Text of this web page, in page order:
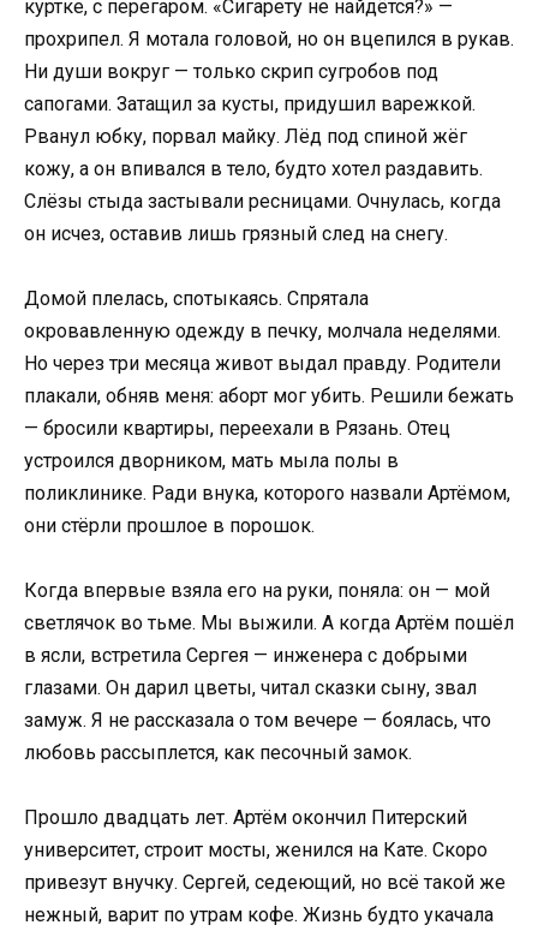
куртке, с перегаром. «Сигарету не найдётся?» —
прохрипел. Я мотала головой, но он вцепился в рукав.
Ни души вокруг — только скрип сугробов под
сапогами. Затащил за кусты, придушил варежкой.
Рванул юбку, порвал майку. Лёд под спиной жёг
кожу, а он впивался в тело, будто хотел раздавить.
Слёзы стыда застывали ресницами. Очнулась, когда
он исчез, оставив лишь грязный след на снегу.
Домой плелась, спотыкаясь. Спрятала
окровавленную одежду в печку, молчала неделями.
Но через три месяца живот выдал правду. Родители
плакали, обняв меня: аборт мог убить. Решили бежать
— бросили квартиры, переехали в Рязань. Отец
устроился дворником, мать мыла полы в
поликлинике. Ради внука, которого назвали Артёмом,
они стёрли прошлое в порошок.
Когда впервые взяла его на руки, поняла: он — мой
светлячок во тьме. Мы выжили. А когда Артём пошёл
в ясли, встретила Сергея — инженера с добрыми
глазами. Он дарил цветы, читал сказки сыну, звал
замуж. Я не рассказала о том вечере — боялась, что
любовь рассыплется, как песочный замок.
Прошло двадцать лет. Артём окончил Питерский
университет, строит мосты, женился на Кате. Скоро
привезут внучку. Сергей, седеющий, но всё такой же
нежный, варит по утрам кофе. Жизнь будто укачала